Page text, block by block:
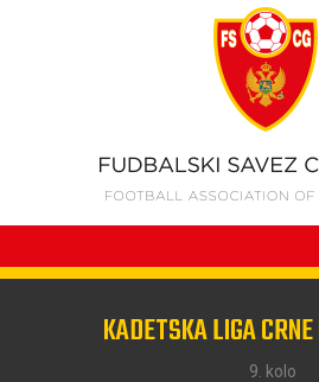
KADETSKA LIGA
9. kolo